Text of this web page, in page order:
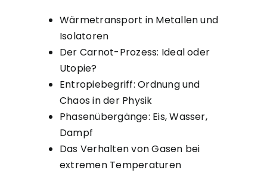
Wärmetransport in Metallen und
Isolatoren
Der Carnot-Prozess: Ideal oder
Utopie?
Entropiebegriff: Ordnung und
Chaos in der Physik
Phasenübergänge: Eis, Wasser,
Dampf
Das Verhalten von Gasen bei
extremen Temperaturen